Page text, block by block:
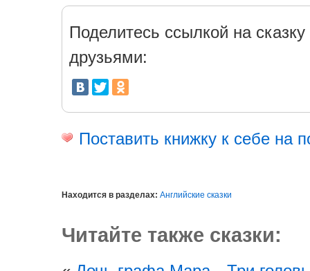
Поделитесь ссылкой на сказку
друзьями:
Поставить книжку к себе на
Находится в разделах: Английские сказки
Читайте также сказки: